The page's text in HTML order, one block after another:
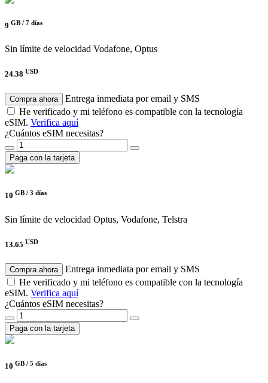
9 GB / 7 días
Sin límite de velocidad Vodafone, Optus
24.38 USD
Compra ahora
Entrega inmediata por email y SMS
He verificado y mi teléfono es compatible con la tecnología
eSIM. Verifica aquí
¿Cuántos eSIM necesitas?
Paga con la tarjeta
10 GB / 3 días
Sin límite de velocidad Optus, Vodafone, Telstra
13.65 USD
Compra ahora
Entrega inmediata por email y SMS
He verificado y mi teléfono es compatible con la tecnología
eSIM. Verifica aquí
¿Cuántos eSIM necesitas?
Paga con la tarjeta
10 GB / 5 días